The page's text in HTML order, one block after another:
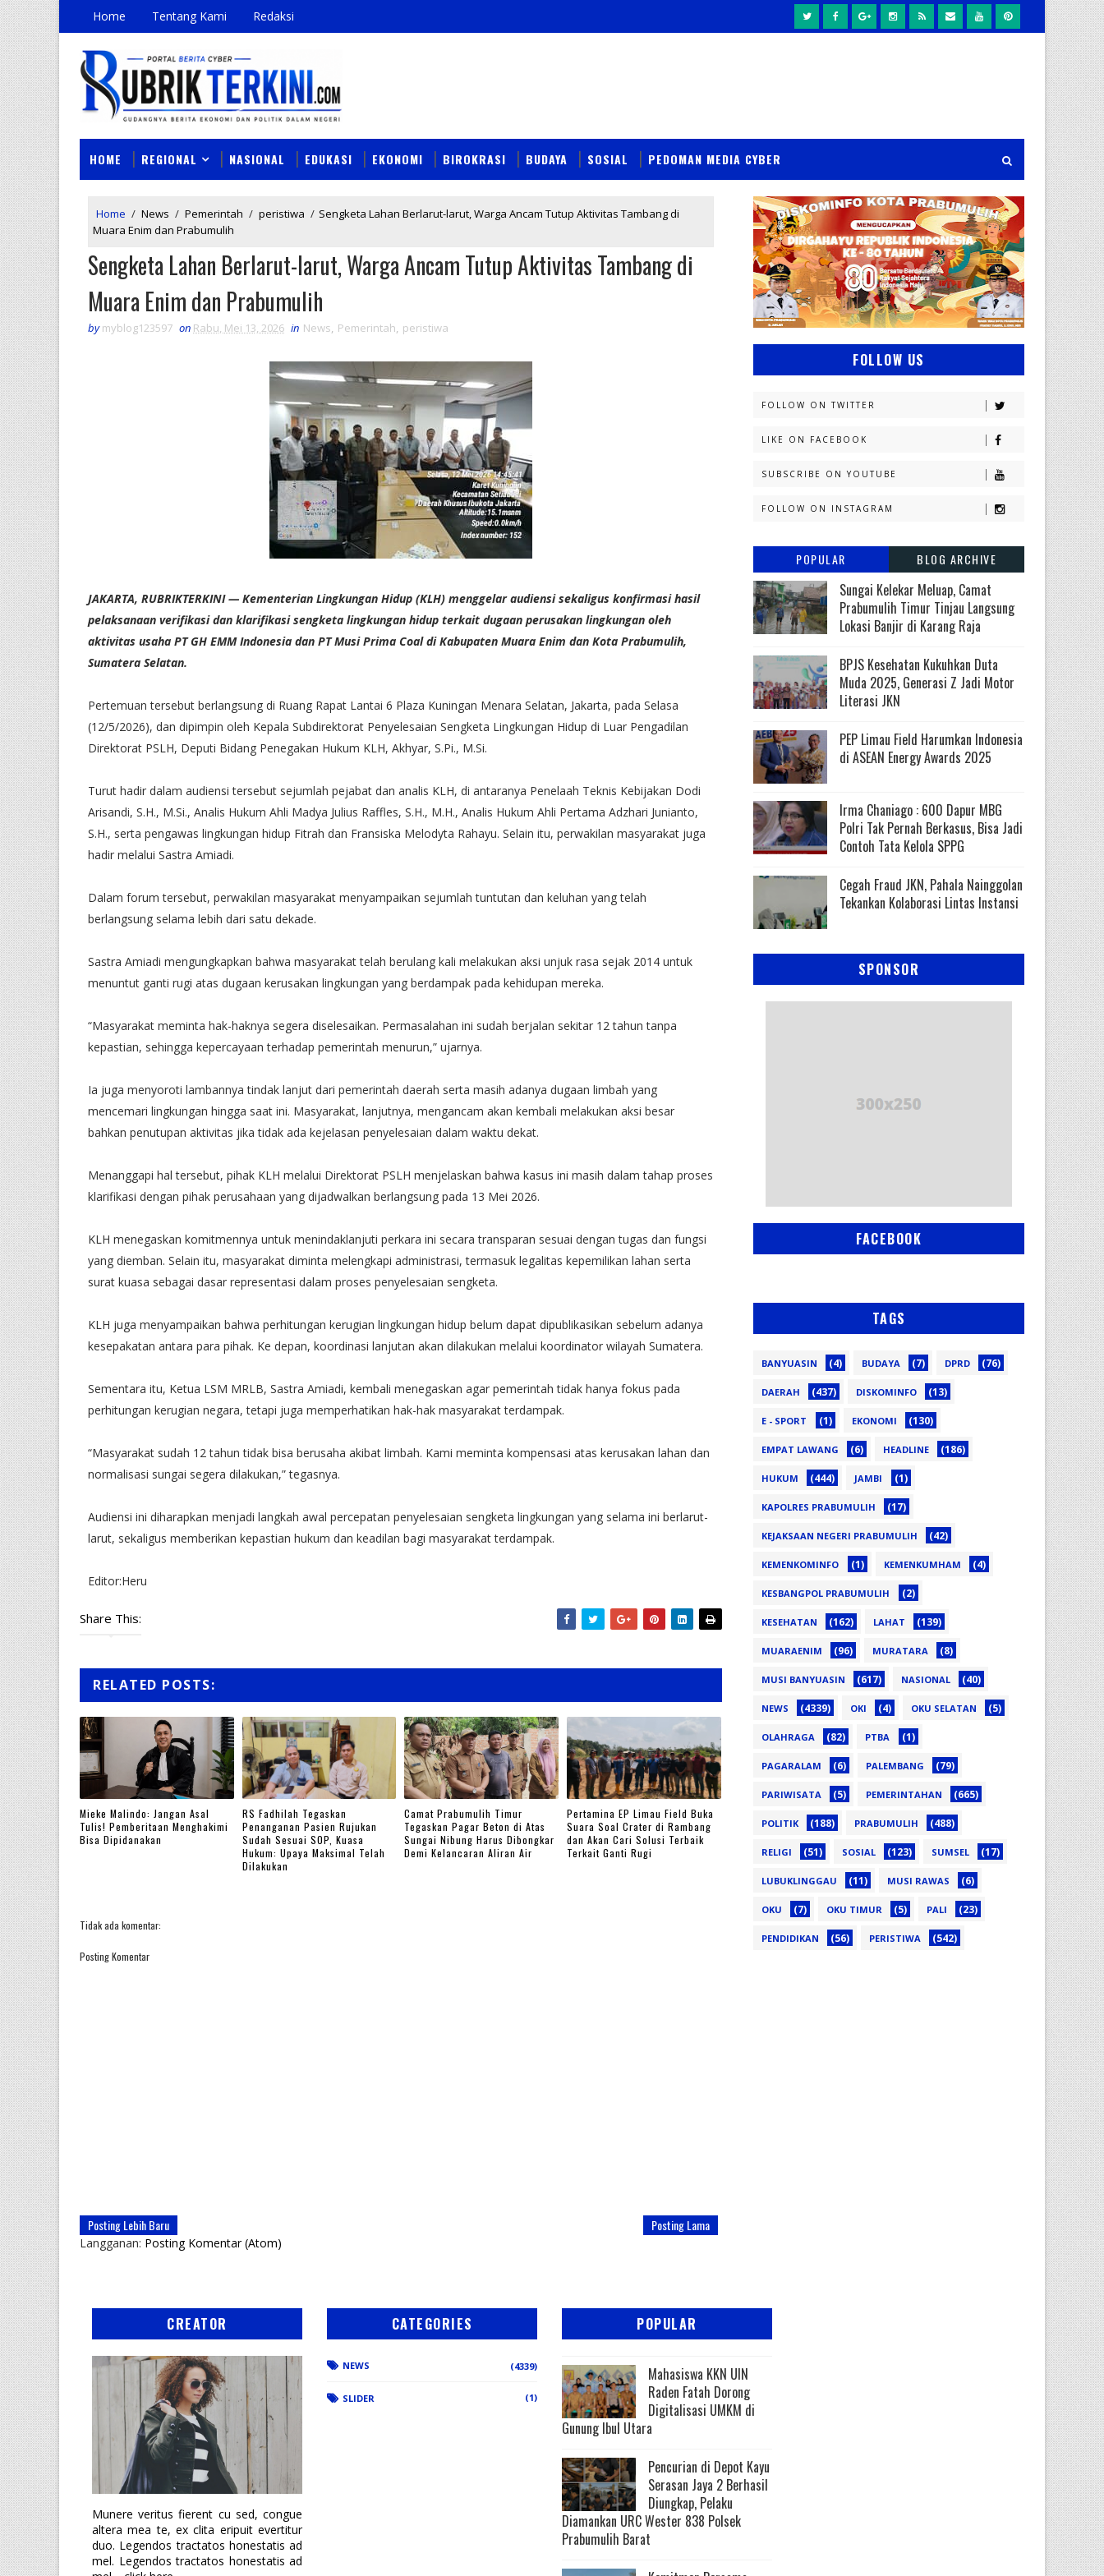
Home Tentang Kami Redaksi
HOME REGIONAL NASIONAL EDUKASI EKONOMI BIROKRASI BUDAYA SOSIAL PEDOMAN MEDIA CYBER
Home / News / Pemerintah / peristiwa / Sengketa Lahan Berlarut-larut, Warga Ancam Tutup Aktivitas Tambang di
Muara Enim dan Prabumulih
Sengketa Lahan Berlarut-larut, Warga Ancam Tutup Aktivitas Tambang di
Muara Enim dan Prabumulih
by myblog123597 on Rabu, Mei 13, 2026 in News, Pemerintah, peristiwa
JAKARTA, RUBRIKTERKINI — Kementerian Lingkungan Hidup (KLH) menggelar audiensi sekaligus konfirmasi hasil
pelaksanaan verifikasi dan klarifikasi sengketa lingkungan hidup terkait dugaan perusakan lingkungan oleh
aktivitas usaha PT GH EMM Indonesia dan PT Musi Prima Coal di Kabupaten Muara Enim dan Kota Prabumulih,
Sumatera Selatan.
Pertemuan tersebut berlangsung di Ruang Rapat Lantai 6 Plaza Kuningan Menara Selatan, Jakarta, pada Selasa
(12/5/2026), dan dipimpin oleh Kepala Subdirektorat Penyelesaian Sengketa Lingkungan Hidup di Luar Pengadilan
Direktorat PSLH, Deputi Bidang Penegakan Hukum KLH, Akhyar, S.Pi., M.Si.
Turut hadir dalam audiensi tersebut sejumlah pejabat dan analis KLH, di antaranya Penelaah Teknis Kebijakan Dodi
Arisandi, S.H., M.Si., Analis Hukum Ahli Madya Julius Raffles, S.H., M.H., Analis Hukum Ahli Pertama Adzhari Junianto,
S.H., serta pengawas lingkungan hidup Fitrah dan Fransiska Melodyta Rahayu. Selain itu, perwakilan masyarakat juga
hadir melalui Sastra Amiadi.
Dalam forum tersebut, perwakilan masyarakat menyampaikan sejumlah tuntutan dan keluhan yang telah
berlangsung selama lebih dari satu dekade.
Sastra Amiadi mengungkapkan bahwa masyarakat telah berulang kali melakukan aksi unjuk rasa sejak 2014 untuk
menuntut ganti rugi atas dugaan kerusakan lingkungan yang berdampak pada kehidupan mereka.
“Masyarakat meminta hak-haknya segera diselesaikan. Permasalahan ini sudah berjalan sekitar 12 tahun tanpa
kepastian, sehingga kepercayaan terhadap pemerintah menurun,” ujarnya.
Ia juga menyoroti lambannya tindak lanjut dari pemerintah daerah serta masih adanya dugaan limbah yang
mencemari lingkungan hingga saat ini. Masyarakat, lanjutnya, mengancam akan kembali melakukan aksi besar
bahkan penutupan aktivitas jika tidak ada kejelasan penyelesaian dalam waktu dekat.
Menanggapi hal tersebut, pihak KLH melalui Direktorat PSLH menjelaskan bahwa kasus ini masih dalam tahap proses
klarifikasi dengan pihak perusahaan yang dijadwalkan berlangsung pada 13 Mei 2026.
KLH menegaskan komitmennya untuk menindaklanjuti perkara ini secara transparan sesuai dengan tugas dan fungsi
yang diemban. Selain itu, masyarakat diminta melengkapi administrasi, termasuk legalitas kepemilikan lahan serta
surat kuasa sebagai dasar representasi dalam proses penyelesaian sengketa.
KLH juga menyampaikan bahwa perhitungan kerugian lingkungan hidup belum dapat dipublikasikan sebelum adanya
kesepakatan antara para pihak. Ke depan, koordinasi lanjutan akan dilakukan melalui koordinator wilayah Sumatera.
Sementara itu, Ketua LSM MRLB, Sastra Amiadi, kembali menegaskan agar pemerintah tidak hanya fokus pada
perhitungan kerugian negara, tetapi juga memperhatikan hak-hak masyarakat terdampak.
“Masyarakat sudah 12 tahun tidak bisa berusaha akibat limbah. Kami meminta kompensasi atas kerusakan lahan dan
normalisasi sungai segera dilakukan,” tegasnya.
Audiensi ini diharapkan menjadi langkah awal percepatan penyelesaian sengketa lingkungan yang selama ini berlarut-
larut, sekaligus memberikan kepastian hukum dan keadilan bagi masyarakat terdampak.
Editor:Heru
Share This:
RELATED POSTS:
Mieke Malindo: Jangan Asal
Tulis! Pemberitaan Menghakimi
Bisa Dipidanakan
RS Fadhilah Tegaskan
Penanganan Pasien Rujukan
Sudah Sesuai SOP, Kuasa
Hukum: Upaya Maksimal Telah
Dilakukan
Camat Prabumulih Timur
Tegaskan Pagar Beton di Atas
Sungai Nibung Harus Dibongkar
Demi Kelancaran Aliran Air
Pertamina EP Limau Field Buka
Suara Soal Crater di Rambang
dan Akan Cari Solusi Terbaik
Terkait Ganti Rugi
Tidak ada komentar:
Posting Komentar
Posting Lebih Baru Posting Lama
Langganan: Posting Komentar (Atom)
FOLLOW US
FOLLOW ON TWITTER
LIKE ON FACEBOOK
SUBSCRIBE ON YOUTUBE
FOLLOW ON INSTAGRAM
POPULAR BLOG ARCHIVE
Sungai Kelekar Meluap, Camat
Prabumulih Timur Tinjau Langsung
Lokasi Banjir di Karang Raja
BPJS Kesehatan Kukuhkan Duta
Muda 2025, Generasi Z Jadi Motor
Literasi JKN
PEP Limau Field Harumkan Indonesia
di ASEAN Energy Awards 2025
Irma Chaniago : 600 Dapur MBG
Polri Tak Pernah Berkasus, Bisa Jadi
Contoh Tata Kelola SPPG
Cegah Fraud JKN, Pahala Nainggolan
Tekankan Kolaborasi Lintas Instansi
SPONSOR
FACEBOOK
TAGS
BANYUASIN (4) BUDAYA (7) DPRD (76)
DAERAH (437) DISKOMINFO (13)
E - SPORT (1) EKONOMI (130)
EMPAT LAWANG (6) HEADLINE (186)
HUKUM (444) JAMBI (1)
KAPOLRES PRABUMULIH (17)
KEJAKSAAN NEGERI PRABUMULIH (42)
KEMENKOMINFO (1) KEMENKUMHAM (4)
KESBANGPOL PRABUMULIH (2)
KESEHATAN (162) LAHAT (139)
MUARAENIM (96) MURATARA (8)
MUSI BANYUASIN (617) NASIONAL (40)
NEWS (4339) OKI (4) OKU SELATAN (5)
OLAHRAGA (82) PTBA (1)
PAGARALAM (6) PALEMBANG (79)
PARIWISATA (5) PEMERINTAHAN (665)
POLITIK (188) PRABUMULIH (488)
RELIGI (51) SOSIAL (123) SUMSEL (17)
LUBUKLINGGAU (11) MUSI RAWAS (6)
OKU (7) OKU TIMUR (5) PALI (23)
PENDIDIKAN (56) PERISTIWA (542)
CREATOR
Munere veritus fierent cu sed, congue
altera mea te, ex clita eripuit evertitur
duo. Legendos tractatos honestatis ad
mel. Legendos tractatos honestatis ad
CATEGORIES
NEWS (4339)
SLIDER (1)
POPULAR
Mahasiswa KKN UIN
Raden Fatah Dorong
Digitalisasi UMKM di
Gunung Ibul Utara
Pencurian di Depot Kayu
Serasan Jaya 2 Berhasil
Diungkap, Pelaku
Diamankan URC Wester 838 Polsek
Prabumulih Barat